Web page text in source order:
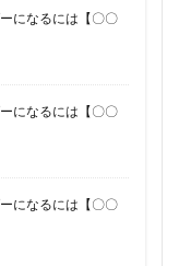
になるには【〇〇
になるには【〇〇
になるには【〇〇